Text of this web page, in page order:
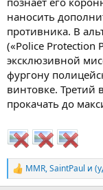
наносить
противника. В
(«Police Protection
эксклюзивной
фургону
винтовке. Третий
прокачать до
Р
е
MMR,SaintPaul и